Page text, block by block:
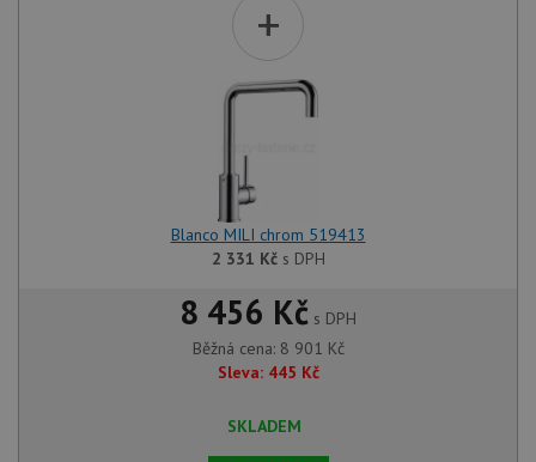
+
Blanco MILI chrom 519413
2 331 Kčs DPH
8 456 Kč s DPH
Běžná cena: 8 901 Kč
Sleva: 445 Kč
SKLADEM